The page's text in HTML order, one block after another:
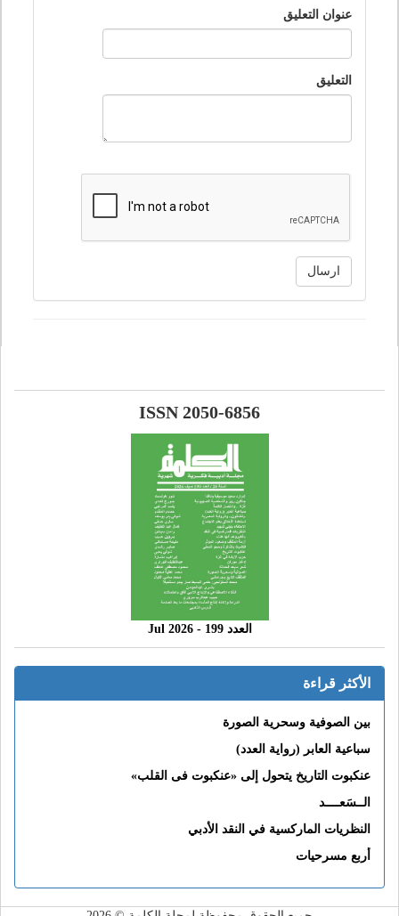
عنوان التعليق
التعليق
ارسال
ISSN 2050-6856
العدد 199 - 2026 Jul
الأكثر قراءة
بين الصوفية وسحرية الصورة
سباعية العابر (رواية العدد)
عنكبوت التاريخ يتحول إلى «عنكبوت فى القلب»
الــسَعــــد
النظريات الماركسية في النقد الأدبي
أربع مسرحيات